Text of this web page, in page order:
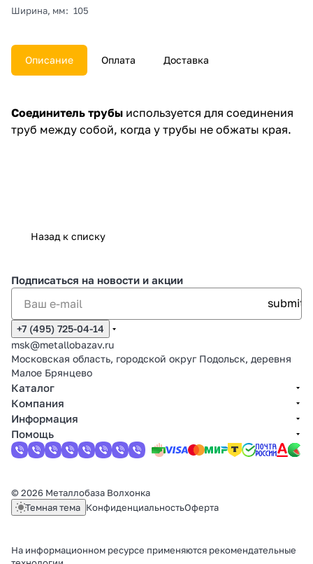
Ширина, мм: 105
Описание Оплата Доставка
Соединитель трубы используется для соединения
труб между собой, когда у трубы не обжаты края.
Назад к списку
Подписаться на новости и акции
+7 (495) 725-04-14
msk@metallobazav.ru
Московская область, городской округ Подольск, деревня
Малое Брянцево
Каталог
Компания
Информация
Помощь
© 2026 Металлобаза Волхонка
Темная тема КонфиденциальностьОферта
На информационном ресурсе применяются рекомендательные